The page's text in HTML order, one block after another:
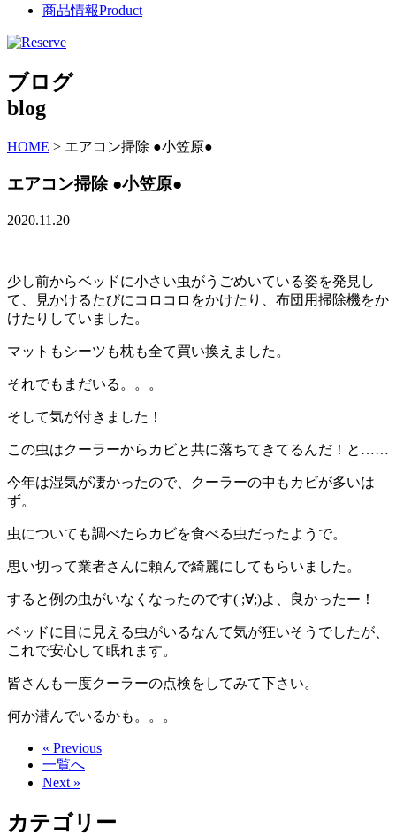
商品情報Product
ブログ
blog
HOME > エアコン掃除 ●小笠原●
エアコン掃除 ●小笠原●
2020.11.20
少し前からベッドに小さい虫がうごめいている姿を発見し
て、見かけるたびにコロコロをかけたり、布団用掃除機をか
けたりしていました。
マットもシーツも枕も全て買い換えました。
それでもまだいる。。。
そして気が付きました！
この虫はクーラーからカビと共に落ちてきてるんだ！と……
今年は湿気が凄かったので、クーラーの中もカビが多いは
ず。
虫についても調べたらカビを食べる虫だったようで。
思い切って業者さんに頼んで綺麗にしてもらいました。
すると例の虫がいなくなったのです( ;∀;)よ、良かったー！
ベッドに目に見える虫がいるなんて気が狂いそうでしたが、
これで安心して眠れます。
皆さんも一度クーラーの点検をしてみて下さい。
何か潜んでいるかも。。。
« Previous
一覧へ
Next »
カテゴリー